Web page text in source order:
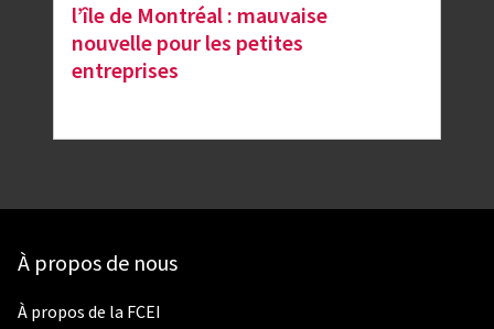
l’île de Montréal : mauvaise
nouvelle pour les petites
entreprises
À propos de nous
À propos de la FCEI